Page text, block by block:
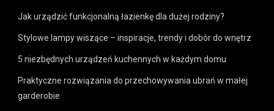
Jak urządzić funkcjonalną łazienkę dla dużej rodziny?
Stylowe lampy wiszące – inspiracje, trendy i dobór do wnętrz
5 niezbędnych urządzeń kuchennych w każdym domu
Praktyczne rozwiązania do przechowywania ubrań w małej
garderobie